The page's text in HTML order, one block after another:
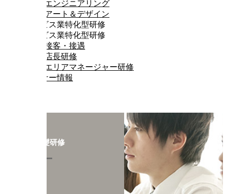
エンジニアリング
アート＆デザイン
サービス業特化型研修
サービス業特化型研修
接客・接遇
店長研修
エリアマネージャー研修
セミナー情報
階層別基礎研修